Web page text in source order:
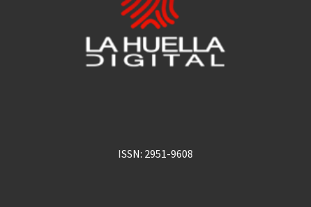
ISSN: 2951-9608